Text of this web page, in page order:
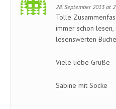
28. September 2013 at
Tolle
immer schon
lesenswerten
Viele liebe Grüße
Sabine mit Socke